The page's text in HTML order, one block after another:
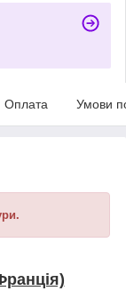
Оплата Умови